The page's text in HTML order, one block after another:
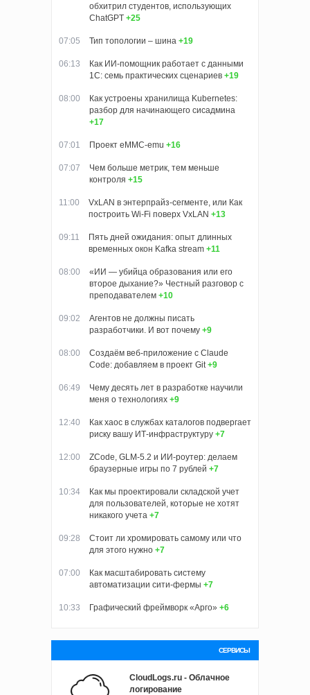
обхитрил студентов, использующих
ChatGPT +25
07:05 Тип топологии – шина +19
06:13
Как ИИ-помощник работает с данными
1С: семь практических сценариев +19
08:00
Как устроены хранилища Kubernetes:
разбор для начинающего сисадмина
+17
07:01 Проект eMMC-emu +16
07:07
Чем больше метрик, тем меньше
контроля +15
11:00
VxLAN в энтерпрайз-сегменте, или Как
построить Wi-Fi поверх VxLAN +13
09:11
Пять дней ожидания: опыт длинных
временных окон Kafka stream +11
08:00
«ИИ — убийца образования или его
второе дыхание?» Честный разговор с
преподавателем +10
09:02
Агентов не должны писать
разработчики. И вот почему +9
08:00
Создаём веб-приложение с Claude
Code: добавляем в проект Git +9
06:49
Чему десять лет в разработке научили
меня о технологиях +9
12:40
Как хаос в службах каталогов подвергает
риску вашу ИТ-инфраструктуру +7
12:00
ZCode, GLM-5.2 и ИИ-роутер: делаем
браузерные игры по 7 рублей +7
10:34
Как мы проектировали складской учет
для пользователей, которые не хотят
никакого учета +7
09:28
Стоит ли хромировать самому или что
для этого нужно +7
07:00
Как масштабировать систему
автоматизации сити-фермы +7
10:33 Графический фреймворк «Арго» +6
СЕРВИСЫ
CloudLogs.ru - Облачное
логирование